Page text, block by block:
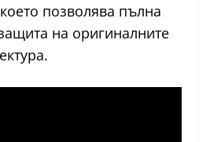
позволява пълна
на оригиналните